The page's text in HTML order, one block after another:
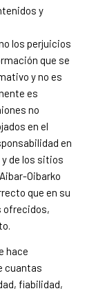
y
los perjuicios
que se
y no es
es
no
en el
en
de los sitios
Oibarko
que en su
ofrecidos,
hace
cuantas
fiabilidad,